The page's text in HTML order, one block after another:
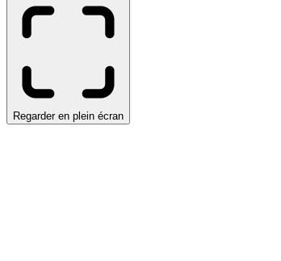
Regarder en plein écran